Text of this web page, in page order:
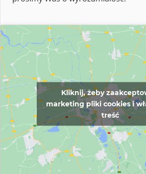
Kliknij, żeby
marketing pliki cookies i
treść